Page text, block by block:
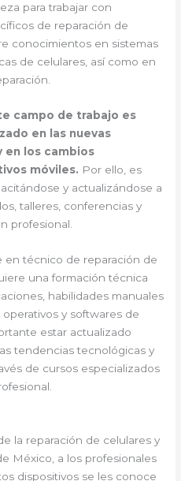
para trabajar con
de reparación de
conocimientos en sistemas
de celulares, así como en
campo de trabajo es
en las nuevas
en los cambios
móviles. Por ello, es
y actualizándose a
talleres, conferencias y
profesional.
en técnico de reparación de
una formación técnica
habilidades manuales
y softwares de
estar actualizado
tendencias tecnológicas y
de cursos especializados
la reparación de celulares y
México, a los profesionales
dispositivos se les conoce